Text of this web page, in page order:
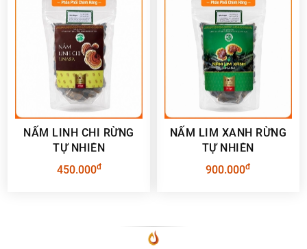
NẤM LINH CHI RỪNG
TỰ NHIÊN
450.000đ
NẤM LIM XANH RỪNG
TỰ NHIÊN
900.000đ